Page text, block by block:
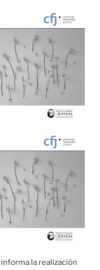
la realización